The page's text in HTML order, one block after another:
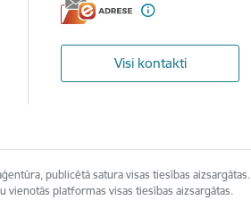
Visi kontakti
publicētā satura visas tiesības aizsargātas.
vienotās platformas visas tiesības aizsargātas.